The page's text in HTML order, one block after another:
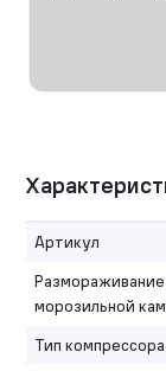
Артикул
Размораживание
морозильной
Тип компрессора